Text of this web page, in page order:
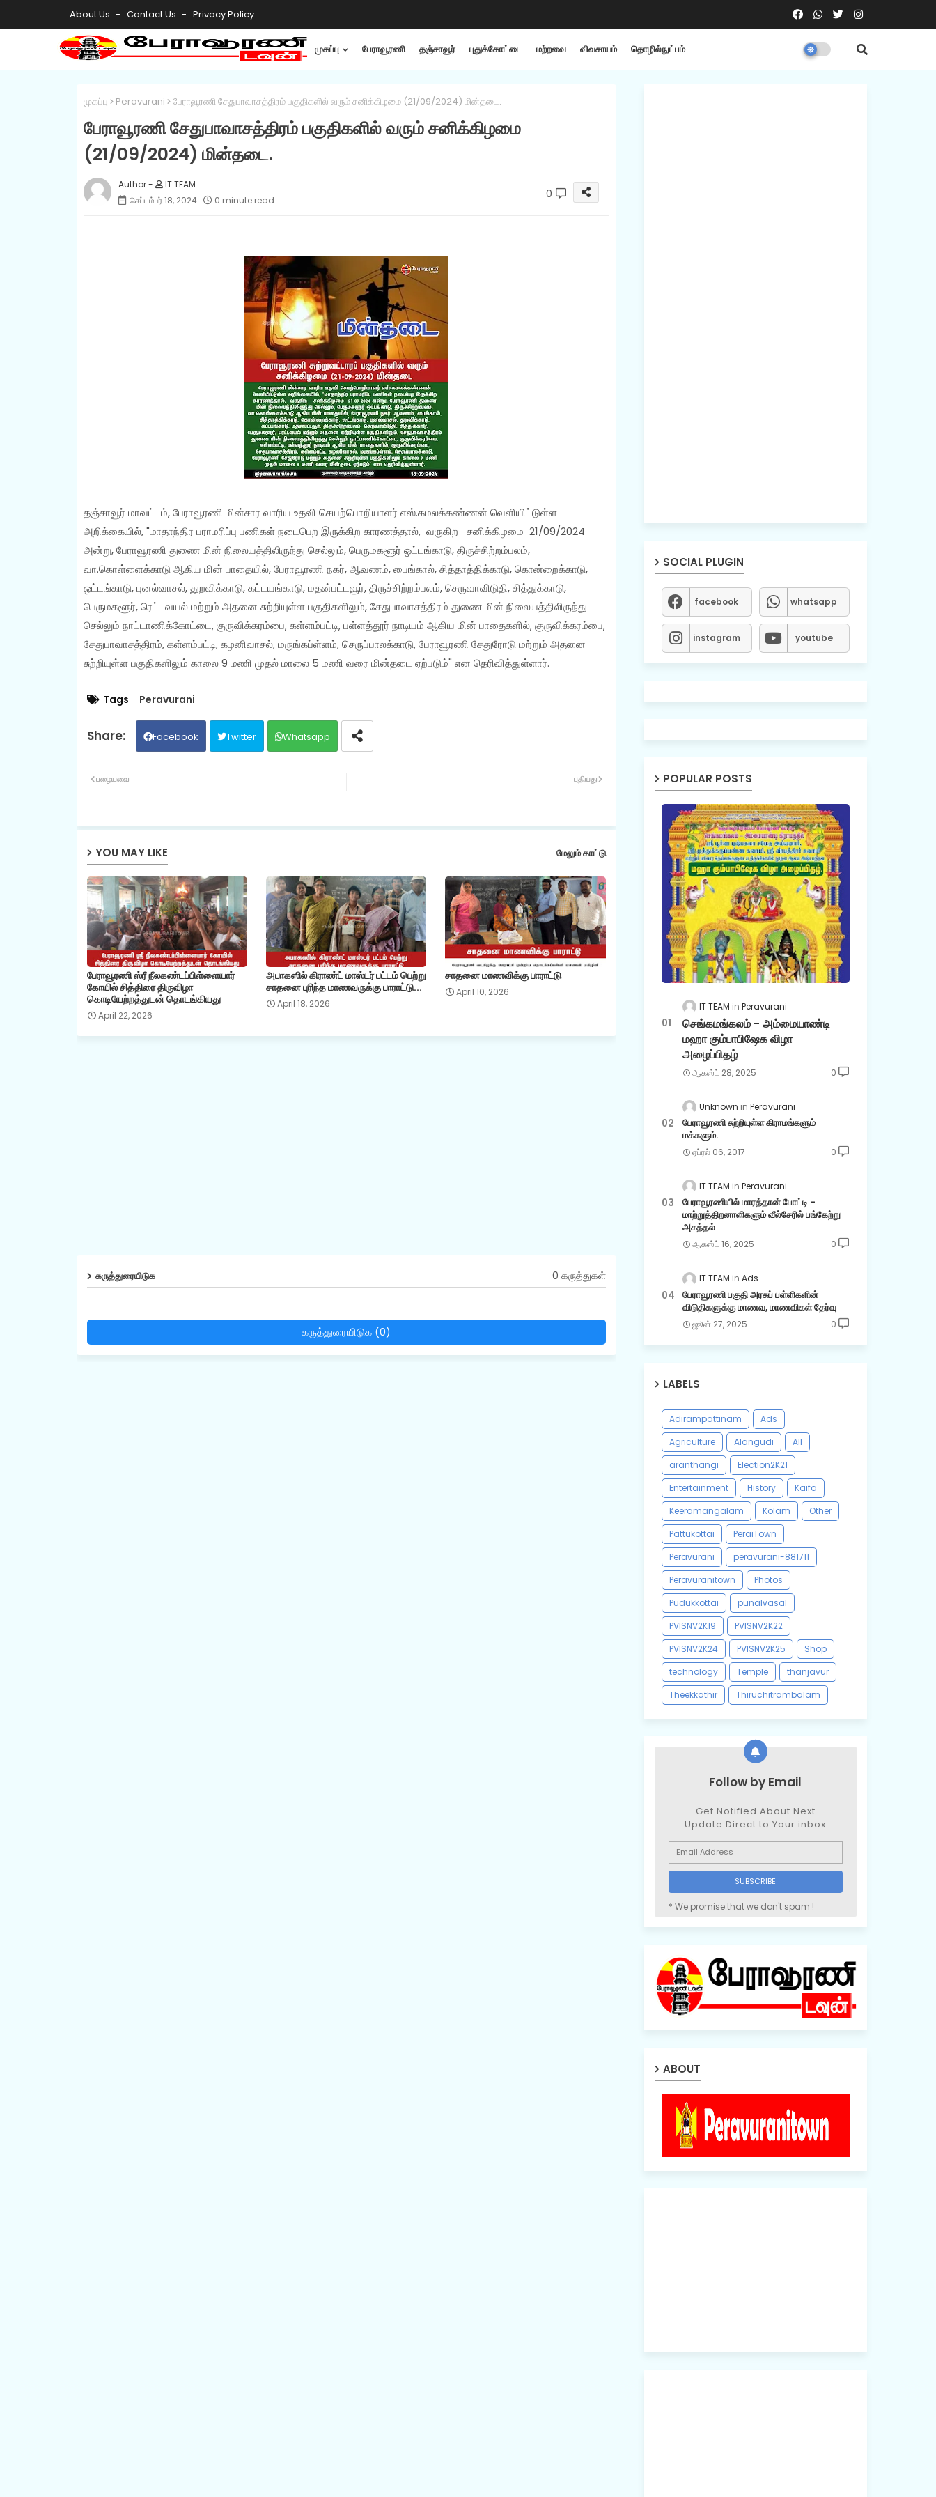
About Us Contact Us Privacy Policy
முகப்பு பேராவூரணி தஞ்சாவூர் புதுக்கோட்டை மற்றவை விவசாயம் தொழில்நுட்பம்
முகப்பு Peravurani பேராவூரணி சேதுபாவாசத்திரம் பகுதிகளில் வரும் சனிக்கிழமை (21/09/2024) மின்தடை.
பேராவூரணி சேதுபாவாசத்திரம் பகுதிகளில் வரும் சனிக்கிழமை
(21/09/2024) மின்தடை.
IT TEAM
செப்டம்பர் 18, 2024
0 minute read 0
தஞ்சாவூர் மாவட்டம், பேராவூரணி மின்சார வாரிய உதவி செயற்பொறியாளர் எஸ்.கமலக்கண்ணன் வெளியிட்டுள்ள
அறிக்கையில், "மாதாந்திர பராமரிப்பு பணிகள் நடைபெற இருக்கிற காரணத்தால், வருகிற சனிக்கிழமை 21/09/2024
அன்று, பேராவூரணி துணை மின் நிலையத்திலிருந்து செல்லும், பெருமகளூர் ஒட்டங்காடு, திருச்சிற்றம்பலம்,
வா.கொள்ளைக்காடு ஆகிய மின் பாதையில், பேராவூரணி நகர், ஆவணம், பைங்கால், சித்தாத்திக்காடு, கொன்றைக்காடு,
ஒட்டங்காடு, புனல்வாசல், துறவிக்காடு, கட்டயங்காடு, மதன்பட்டவூர், திருச்சிற்றம்பலம், செருவாவிடுதி, சித்துக்காடு,
பெருமகளூர், ரெட்டவயல் மற்றும் அதனை சுற்றியுள்ள பகுதிகளிலும், சேதுபாவாசத்திரம் துணை மின் நிலையத்திலிருந்து
செல்லும் நாட்டாணிக்கோட்டை, குருவிக்கரம்பை, கள்ளம்பட்டி, பள்ளத்தூர் நாடியம் ஆகிய மின் பாதைகளில், குருவிக்கரம்பை,
சேதுபாவாசத்திரம், கள்ளம்பட்டி, கழனிவாசல், மருங்கப்ள்ளம், செருப்பாலக்காடு, பேராவூரணி சேதுரோடு மற்றும் அதனை
சுற்றியுள்ள பகுதிகளிலும் காலை 9 மணி முதல் மாலை 5 மணி வரை மின்தடை ஏற்படும்" என தெரிவித்துள்ளார்.
Tags Peravurani
Facebook Twitter Whatsapp
புதியது
பழையவை
YOU MAY LIKE மேலும் காட்டு
பேராவூரணி ஸ்ரீ நீலகண்டப்பிள்ளையார்
கோயில் சித்திரை திருவிழா
கொடியேற்றத்துடன் தொடங்கியது
April 22, 2026
அபாகஸில் கிராண்ட் மாஸ்டர் பட்டம் பெற்று
சாதனை புரிந்த மாணவருக்கு பாராட்டு...
April 18, 2026
சாதனை மாணவிக்கு பாராட்டு
April 10, 2026
கருத்துரையிடுக 0 கருத்துகள்
கருத்துரையிடுக (0)
SOCIAL PLUGIN
facebook whatsapp
instagram youtube
POPULAR POSTS
IT TEAM Peravurani
செங்கமங்கலம் - அம்மையாண்டி
மஹா கும்பாபிஷேக விழா
அழைப்பிதழ்
ஆகஸ்ட் 28, 2025 0
Unknown Peravurani
பேராவூரணி சுற்றியுள்ள கிராமங்களும்
மக்களும்.
ஏப்ரல் 06, 2017 0
IT TEAM Peravurani
பேராவூரணியில் மாரத்தான் போட்டி -
மாற்றுத்திறனாளிகளும் வீல்சேரில் பங்கேற்று
அசத்தல்
ஆகஸ்ட் 16, 2025 0
IT TEAM Ads
பேராவூரணி பகுதி அரசுப் பள்ளிகளின்
விடுதிகளுக்கு மாணவ, மாணவிகள் தேர்வு
ஜூன் 27, 2025 0
LABELS
Adirampattinam
Ads
Agriculture
Alangudi
All
aranthangi
Election2K21
Entertainment
History
Kaifa
Keeramangalam
Kolam
Other
Pattukottai
PeraiTown
Peravurani
peravurani-881711
Peravuranitown
Photos
Pudukkottai
punalvasal
PVISNV2K19
PVISNV2K22
PVISNV2K24
PVISNV2K25
Shop
technology
Temple
thanjavur
Theekkathir
Thiruchitrambalam
Follow by Email
Get Notified About Next
Update Direct to Your inbox
* We promise that we don't spam !
ABOUT